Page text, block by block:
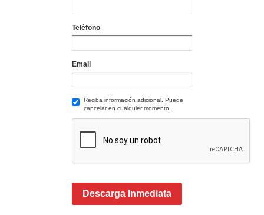
Teléfono
Email
Reciba información adicional. Puede
cancelar en cualquier momento.
Descarga Inmediata